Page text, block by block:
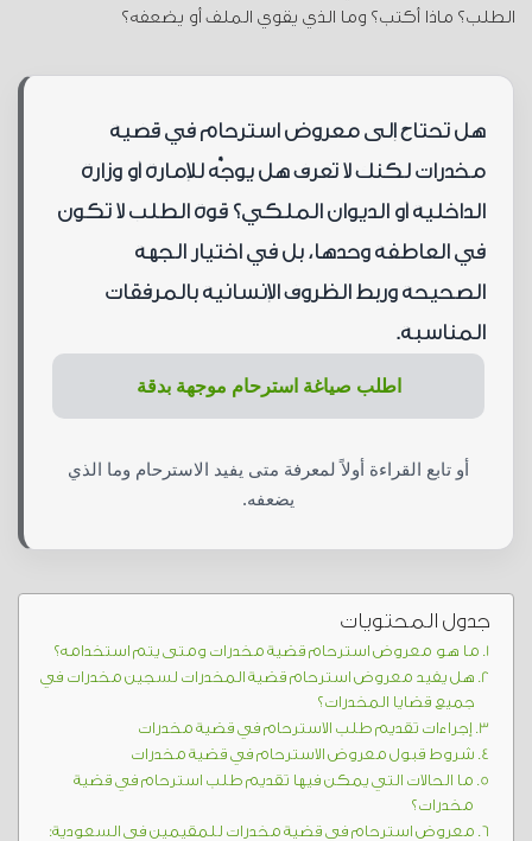
الطلب؟ ماذا أكتب؟ وما الذي يقوي الملف أو يضعفه؟
هل تحتاج إلى معروض استرحام في قضية
مخدرات لكنك لا تعرف هل يوجَّه للإمارة أو وزارة
الداخلية أو الديوان الملكي؟ قوة الطلب لا تكون
في العاطفة وحدها، بل في اختيار الجهة
الصحيحة وربط الظروف الإنسانية بالمرفقات
المناسبة.
اطلب صياغة استرحام موجهة بدقة
أو تابع القراءة أولاً لمعرفة متى يفيد الاسترحام وما الذي
يضعفه.
جدول المحتويات
ما هو معروض استرحام قضية مخدرات ومتى يتم استخدامه؟
هل يفيد معروض استرحام قضية المخدرات لسجين مخدرات في
جميع قضايا المخدرات؟
إجراءات تقديم طلب الاسترحام في قضية مخدرات
شروط قبول معروض الاسترحام في قضية مخدرات
ما الحالات التي يمكن فيها تقديم طلب استرحام في قضية
مخدرات؟
معروض استرحام في قضية مخدرات للمقيمين في السعودية: